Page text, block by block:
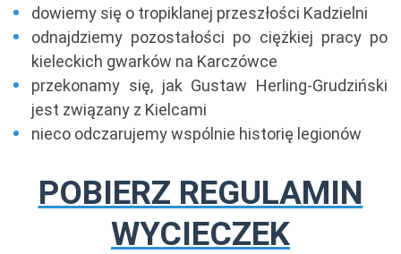
dowiemy się o tropiklanej przeszłości Kadzielni
odnajdziemy pozostałości po ciężkiej pracy po
kieleckich gwarków na Karczówce
przekonamy się, jak Gustaw Herling-Grudziński
jest związany z Kielcami
nieco odczarujemy wspólnie historię legionów
POBIERZ REGULAMIN
WYCIECZEK